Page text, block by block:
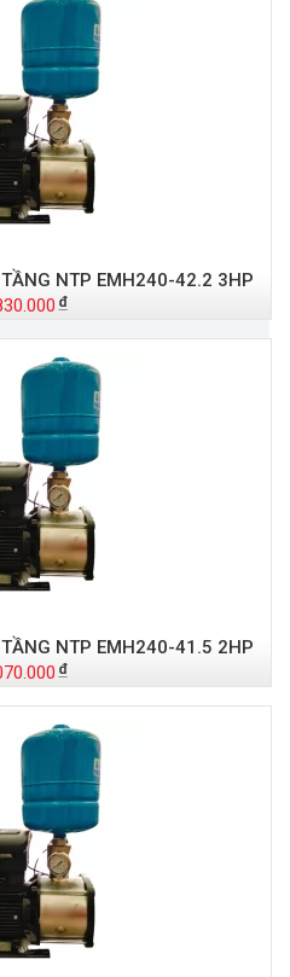
NTP EMH240-42.2 3HP
NTP EMH240-41.5 2HP